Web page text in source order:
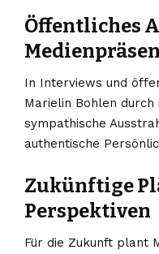
Öffentliches
In Interviews und
Marielin Bohlen
sympathische
authentische
Zukünftige
Perspektiven
Für die Zukunft plant